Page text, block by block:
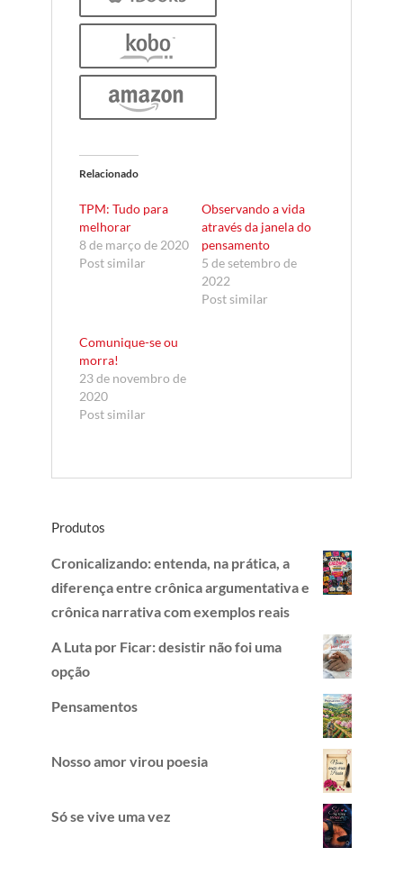
Relacionado
TPM: Tudo para
melhorar
8 de março de 2020
Post similar
Observando a vida
através da janela do
pensamento
5 de setembro de
2022
Post similar
Comunique-se ou
morra!
23 de novembro de
2020
Post similar
Produtos
Cronicalizando: entenda, na prática, a
diferença entre crônica argumentativa e
crônica narrativa com exemplos reais
A Luta por Ficar: desistir não foi uma
opção
Pensamentos
Nosso amor virou poesia
Só se vive uma vez